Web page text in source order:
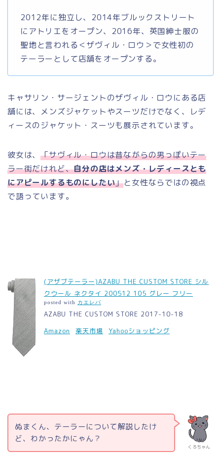
2012年に独立し、2014年ブルックストリート
にアトリエをオープン、2016年、英国紳士服の
聖地と言われる＜ザヴィル・ロウ＞で女性初の
テーラーとして店舗をオープンする。
キャサリン・サージェントのザヴィル・ロウにある店
舗には、メンズジャケットやスーツだけでなく、レデ
ィースのジャケット・スーツも展示されています。
彼女は、「サヴィル・ロウは昔ながらの男っぽいテー
ラー街だけれど、自分の店はメンズ・レディースとも
にアピールするものにしたい」と女性ならではの視点
で語っています。
(アザブテーラー)AZABU THE CUSTOM STORE シル
クウール ネクタイ 200512 105 グレー フリー
posted with カエレバ
AZABU THE CUSTOM STORE 2017-10-18
Amazon
楽天市場 Yahooショッピング
くろちゃん
ぬまくん、テーラーについて解説したけ
ど、わかったかにゃん？